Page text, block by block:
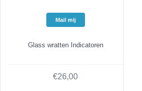
Mail mij
Glass wratten Indicatoren
€26,00